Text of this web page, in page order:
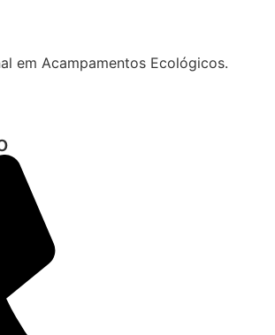
em Acampamentos Ecológicos.